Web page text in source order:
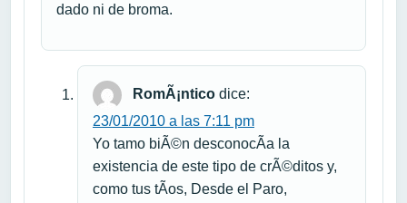
dado ni de broma.
RomÃ¡ntico dice:
23/01/2010 a las 7:11 pm
Yo tamo biÃ©n desconocÃ­a la
existencia de este tipo de crÃ©ditos y,
como tus tÃ­os, Desde el Paro,